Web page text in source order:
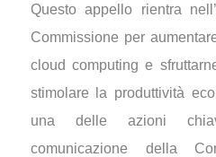
Questo appello rientra
Commissione per
cloud computing e
stimolare la produttività
una delle azioni
comunicazione della